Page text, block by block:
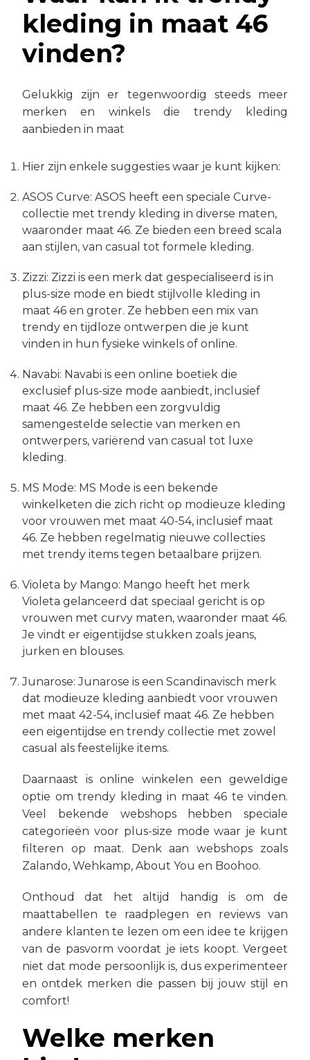
kleding in maat 46
vinden?
Gelukkig zijn er tegenwoordig steeds meer
merken en winkels die trendy kleding
aanbieden in maat
Hier zijn enkele suggesties waar je kunt kijken:
ASOS Curve: ASOS heeft een speciale Curve-
collectie met trendy kleding in diverse maten,
waaronder maat 46. Ze bieden een breed scala
aan stijlen, van casual tot formele kleding.
Zizzi: Zizzi is een merk dat gespecialiseerd is in
plus-size mode en biedt stijlvolle kleding in
maat 46 en groter. Ze hebben een mix van
trendy en tijdloze ontwerpen die je kunt
vinden in hun fysieke winkels of online.
Navabi: Navabi is een online boetiek die
exclusief plus-size mode aanbiedt, inclusief
maat 46. Ze hebben een zorgvuldig
samengestelde selectie van merken en
ontwerpers, variërend van casual tot luxe
kleding.
MS Mode: MS Mode is een bekende
winkelketen die zich richt op modieuze kleding
voor vrouwen met maat 40-54, inclusief maat
46. Ze hebben regelmatig nieuwe collecties
met trendy items tegen betaalbare prijzen.
Violeta by Mango: Mango heeft het merk
Violeta gelanceerd dat speciaal gericht is op
vrouwen met curvy maten, waaronder maat 46.
Je vindt er eigentijdse stukken zoals jeans,
jurken en blouses.
Junarose: Junarose is een Scandinavisch merk
dat modieuze kleding aanbiedt voor vrouwen
met maat 42-54, inclusief maat 46. Ze hebben
een eigentijdse en trendy collectie met zowel
casual als feestelijke items.
Daarnaast is online winkelen een geweldige
optie om trendy kleding in maat 46 te vinden.
Veel bekende webshops hebben speciale
categorieën voor plus-size mode waar je kunt
filteren op maat. Denk aan webshops zoals
Zalando, Wehkamp, About You en Boohoo.
Onthoud dat het altijd handig is om de
maattabellen te raadplegen en reviews van
andere klanten te lezen om een idee te krijgen
van de pasvorm voordat je iets koopt. Vergeet
niet dat mode persoonlijk is, dus experimenteer
en ontdek merken die passen bij jouw stijl en
comfort!
Welke merken